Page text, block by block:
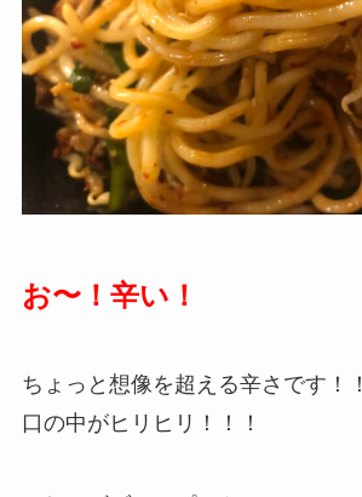
お〜！辛い！
ちょっと想像を超える辛さです！！
口の中がヒリヒリ！！！